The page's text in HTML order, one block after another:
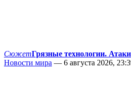
СюжетГрязные технологии.
Новости мира — 6 августа 2026,